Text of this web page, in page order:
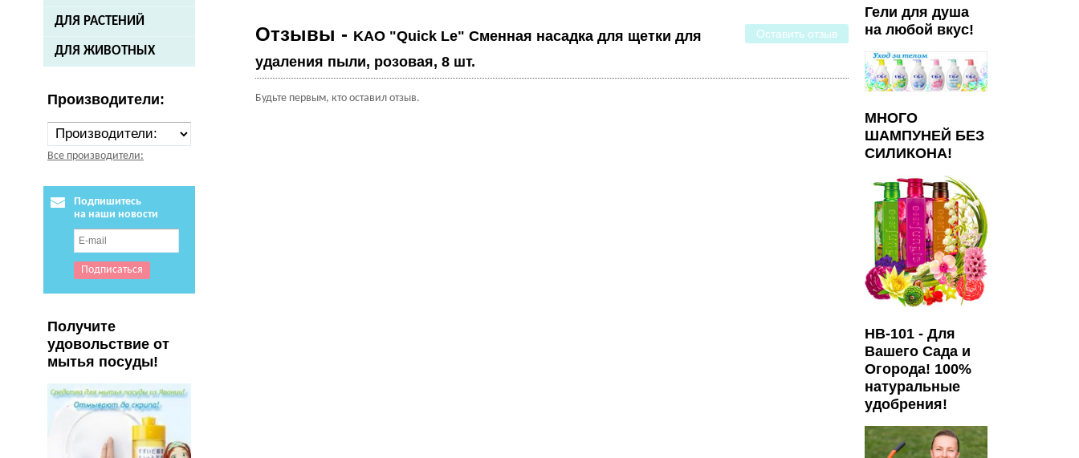
ДЛЯ РАСТЕНИЙ
ДЛЯ ЖИВОТНЫХ
Производители:
Все производители:
Подпишитесь
на наши новости
Получите
удовольствие от
мытья посуды!
Оставить отзыв
Отзывы - KAO "Quick Le" Сменная насадка для щетки для
удаления пыли, розовая, 8 шт.
Будьте первым, кто оставил отзыв.
Гели для душа
на любой вкус!
МНОГО
ШАМПУНЕЙ БЕЗ
СИЛИКОНА!
HB-101 - Для
Вашего Сада и
Огорода! 100%
натуральные
удобрения!